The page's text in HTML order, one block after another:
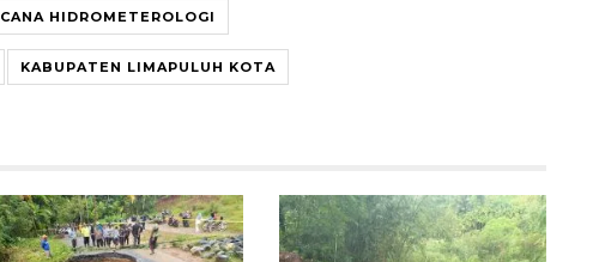
HIDROMETEROLOGI
KABUPATEN LIMAPULUH KOTA